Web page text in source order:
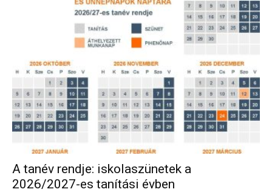
A tanév rendje: iskolaszünetek a
2026/2027-es tanítási évben